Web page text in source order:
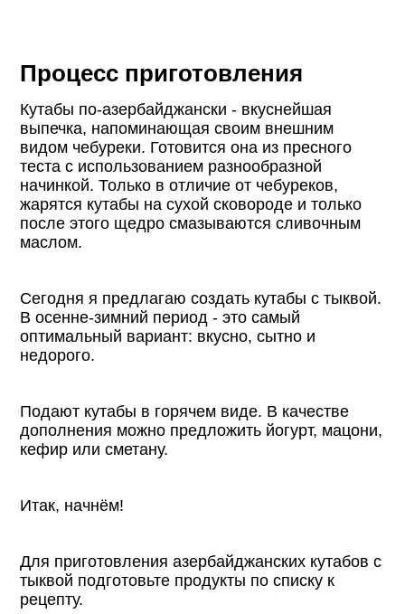
Процесс приготовления
Кутабы по-азербайджански - вкуснейшая
выпечка, напоминающая своим внешним
видом чебуреки. Готовится она из пресного
теста с использованием разнообразной
начинкой. Только в отличие от чебуреков,
жарятся кутабы на сухой сковороде и только
после этого щедро смазываются сливочным
маслом.
Сегодня я предлагаю создать кутабы с тыквой.
В осенне-зимний период - это самый
оптимальный вариант: вкусно, сытно и
недорого.
Подают кутабы в горячем виде. В качестве
дополнения можно предложить йогурт, мацони,
кефир или сметану.
Итак, начнём!
Для приготовления азербайджанских кутабов с
тыквой подготовьте продукты по списку к
рецепту.